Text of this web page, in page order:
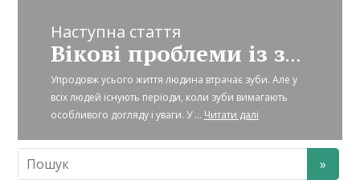
Наступна стаття
Вікові проблеми із зубами
Упродовж усього життя людина втрачає зуби. Але у
всіх людей існують періоди, коли зуби вимагають
особливого догляду і уваги. У ... Читати далі